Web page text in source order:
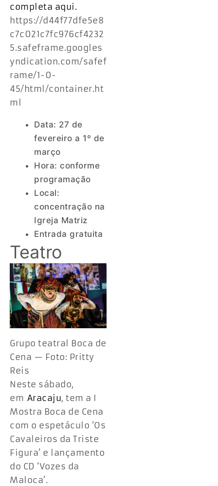
completa aqui.
https://d44f77dfe5e8
c7c021c7fc976cf4232
5.safeframe.googles
yndication.com/safef
rame/1-0-
45/html/container.ht
ml
Data: 27 de
fevereiro a 1º de
março
Hora: conforme
programação
Local:
concentração na
Igreja Matriz
Entrada gratuita
Teatro
Grupo teatral Boca de
Cena — Foto: Pritty
Reis
Neste sábado,
em Aracaju, tem a I
Mostra Boca de Cena
com o espetáculo ‘Os
Cavaleiros da Triste
Figura’ e lançamento
do CD ‘Vozes da
Maloca’.